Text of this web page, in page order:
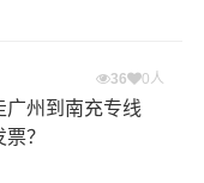
36 0人
广州到南充专线
？